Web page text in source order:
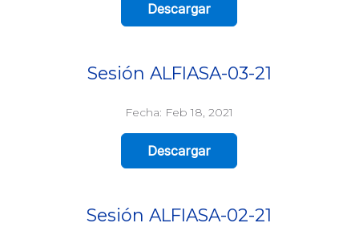
Descargar
Sesión ALFIASA-03-21
Fecha: Feb 18, 2021
Descargar
Sesión ALFIASA-02-21